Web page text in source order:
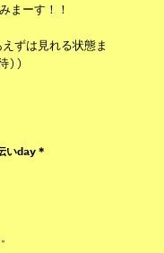
まーす！！
ずは見れる状態ま
))
いday＊